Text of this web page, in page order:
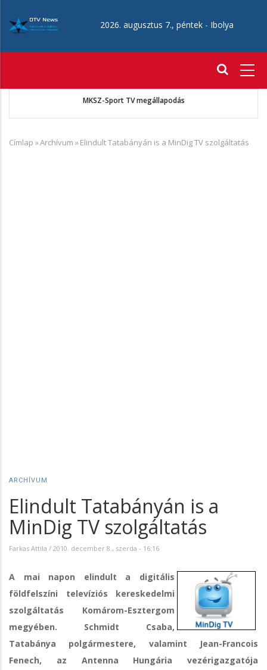
tartalomra
2026. augusztus 7., péntek - Ibolya
MKSZ-Sport TV megállapodás
Morzsa
Címlap »Archívum »Elindult Tatabányán is a MinDig TV szolgáltatás
ARCHÍVUM
Elindult Tatabányán is a
MinDig TV szolgáltatás
Farkas Attila / 2010. december 8., szerda - 16:16
A mai napon elindult a digitális
földfelszíni televíziós kereskedelmi
szolgáltatás Komárom-Esztergom
megyében. Schmidt Csaba,
Tatabánya polgármestere, valamint Jean-Francois
Fenech, az Antenna Hungária vezérigazgatója